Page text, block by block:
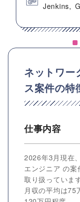
Jenkins
ネットワー
ス案件の特
仕事内容
2026年3月現在
エンジニア の
取り扱っていま
月収の平均は75